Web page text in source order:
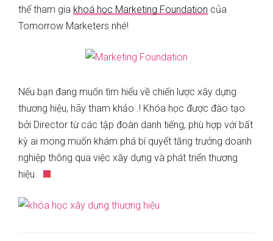
thể tham gia khoá học Marketing Foundation của
Tomorrow Marketers nhé!
Nếu bạn đang muốn tìm hiểu về chiến lược xây dựng
thương hiệu, hãy tham khảo .! Khóa học được đào tạo
bởi Director từ các tập đoàn danh tiếng, phù hợp với bất
kỳ ai mong muốn khám phá bí quyết tăng trưởng doanh
nghiệp thông qua việc xây dựng và phát triển thương
hiệu.